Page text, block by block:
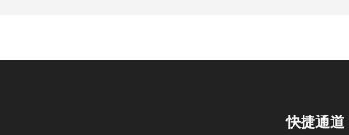
快捷通道